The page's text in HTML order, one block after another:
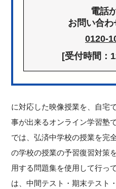
電話
お問い合わ
0120-
[受付時間：
に対応した映像授業を、自宅
事が出来るオンライン学習塾
では、弘済中学校の授業を完
の学校の授業の予習復習対策
用する問題集を使用して行っ
は、中間テスト・期末テスト